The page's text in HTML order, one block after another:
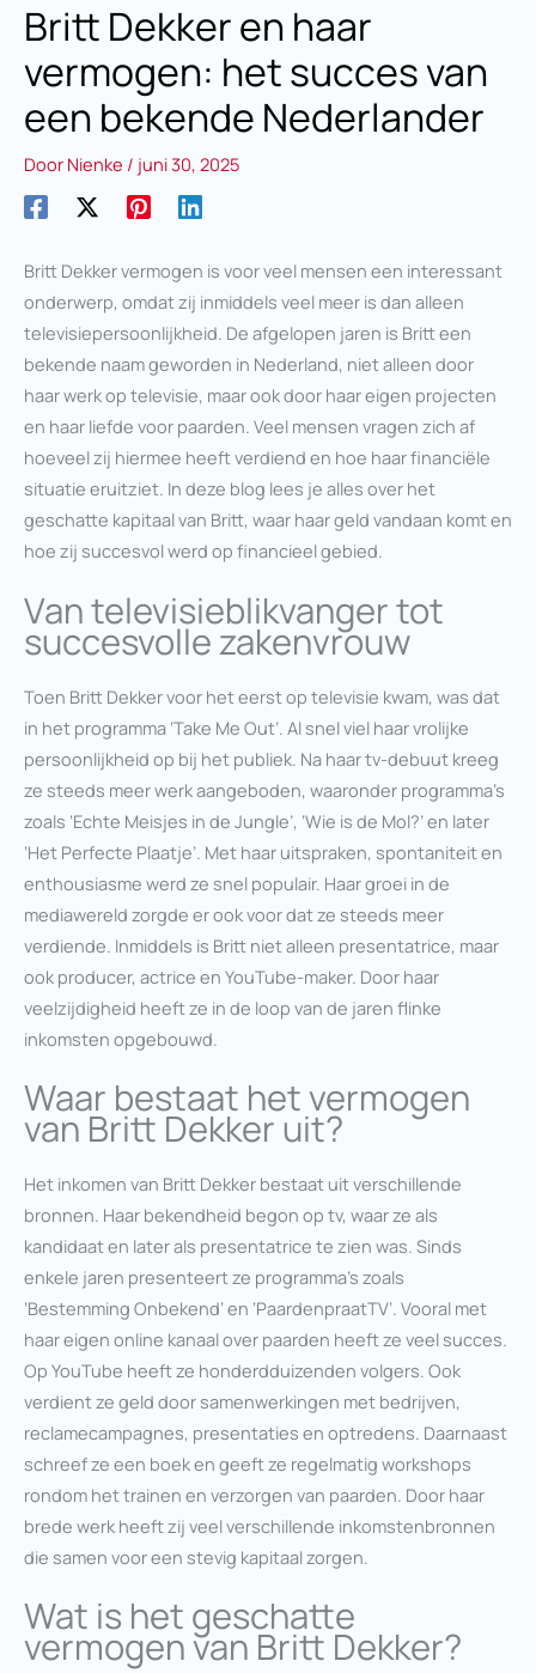
Britt Dekker en haar
vermogen: het succes van
een bekende Nederlander
Door Nienke / juni 30, 2025
Britt Dekker vermogen is voor veel mensen een interessant
onderwerp, omdat zij inmiddels veel meer is dan alleen
televisiepersoonlijkheid. De afgelopen jaren is Britt een
bekende naam geworden in Nederland, niet alleen door
haar werk op televisie, maar ook door haar eigen projecten
en haar liefde voor paarden. Veel mensen vragen zich af
hoeveel zij hiermee heeft verdiend en hoe haar financiële
situatie eruitziet. In deze blog lees je alles over het
geschatte kapitaal van Britt, waar haar geld vandaan komt en
hoe zij succesvol werd op financieel gebied.
Van televisieblikvanger tot
succesvolle zakenvrouw
Toen Britt Dekker voor het eerst op televisie kwam, was dat
in het programma ‘Take Me Out’. Al snel viel haar vrolijke
persoonlijkheid op bij het publiek. Na haar tv-debuut kreeg
ze steeds meer werk aangeboden, waaronder programma’s
zoals ‘Echte Meisjes in de Jungle’, ‘Wie is de Mol?’ en later
‘Het Perfecte Plaatje’. Met haar uitspraken, spontaniteit en
enthousiasme werd ze snel populair. Haar groei in de
mediawereld zorgde er ook voor dat ze steeds meer
verdiende. Inmiddels is Britt niet alleen presentatrice, maar
ook producer, actrice en YouTube-maker. Door haar
veelzijdigheid heeft ze in de loop van de jaren flinke
inkomsten opgebouwd.
Waar bestaat het vermogen
van Britt Dekker uit?
Het inkomen van Britt Dekker bestaat uit verschillende
bronnen. Haar bekendheid begon op tv, waar ze als
kandidaat en later als presentatrice te zien was. Sinds
enkele jaren presenteert ze programma’s zoals
‘Bestemming Onbekend’ en ‘PaardenpraatTV’. Vooral met
haar eigen online kanaal over paarden heeft ze veel succes.
Op YouTube heeft ze honderdduizenden volgers. Ook
verdient ze geld door samenwerkingen met bedrijven,
reclamecampagnes, presentaties en optredens. Daarnaast
schreef ze een boek en geeft ze regelmatig workshops
rondom het trainen en verzorgen van paarden. Door haar
brede werk heeft zij veel verschillende inkomstenbronnen
die samen voor een stevig kapitaal zorgen.
Wat is het geschatte
vermogen van Britt Dekker?